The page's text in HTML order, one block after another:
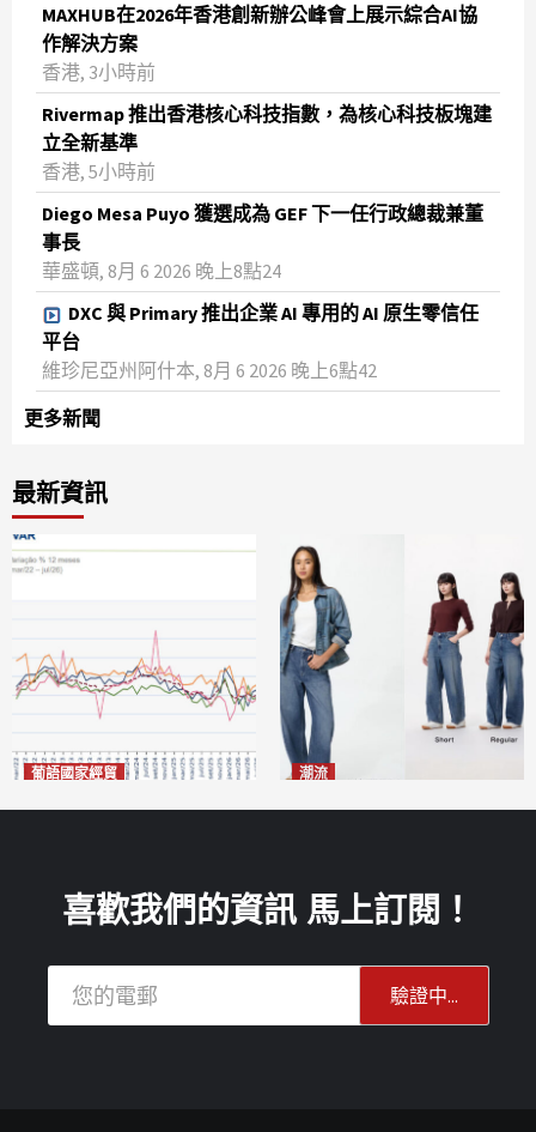
MAXHUB在2026年香港創新辦公峰會上展示綜合AI協
作解決方案
香港, 3小時前
Rivermap 推出香港核心科技指數，為核心科技板塊建
立全新基準
香港, 5小時前
Diego Mesa Puyo 獲選成為 GEF 下一任行政總裁兼董
事長
華盛頓, 8月 6 2026 晚上8點24
DXC 與 Primary 推出企業 AI 專用的 AI 原生零信任
平台
維珍尼亞州阿什本, 8月 6 2026 晚上6點42
更多新聞
最新資訊
葡語國家經貿 潮流
喜歡我們的資訊 馬上訂閱！